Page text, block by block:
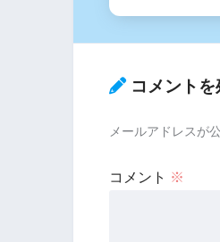
コメントを
メールアドレスが
コメント ※